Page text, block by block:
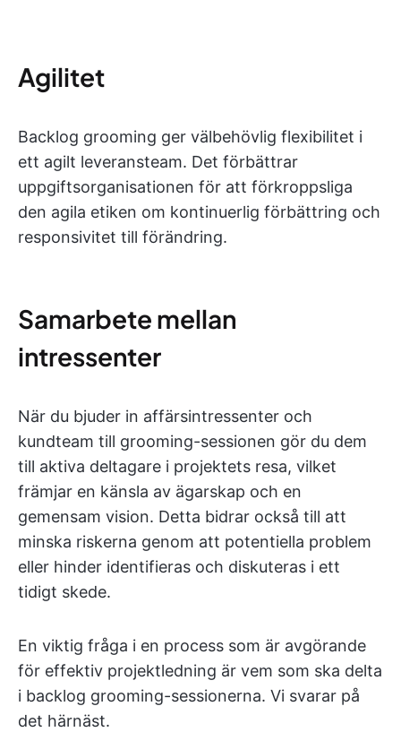
Agilitet
Backlog grooming ger välbehövlig flexibilitet i
ett agilt leveransteam. Det förbättrar
uppgiftsorganisationen för att förkroppsliga
den agila etiken om kontinuerlig förbättring och
responsivitet till förändring.
Samarbete mellan
intressenter
När du bjuder in affärsintressenter och
kundteam till grooming-sessionen gör du dem
till aktiva deltagare i projektets resa, vilket
främjar en känsla av ägarskap och en
gemensam vision. Detta bidrar också till att
minska riskerna genom att potentiella problem
eller hinder identifieras och diskuteras i ett
tidigt skede.
En viktig fråga i en process som är avgörande
för effektiv projektledning är vem som ska delta
i backlog grooming-sessionerna. Vi svarar på
det härnäst.